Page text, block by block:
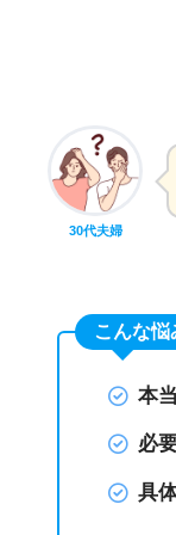
30代夫婦
こんな悩
本
必
具